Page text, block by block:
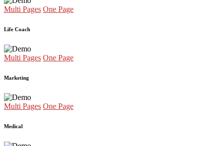
Multi Pages One Page
Life Coach
Multi Pages One Page
Marketing
Multi Pages One Page
Medical